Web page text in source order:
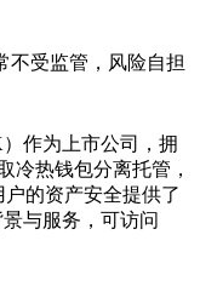
不受监管，风险自担
作为上市公司，拥
冷热钱包分离托管，
的资产安全提供了
与服务，可访问